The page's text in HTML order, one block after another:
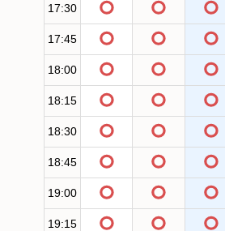
17:30
17:45
18:00
18:15
18:30
18:45
19:00
19:15